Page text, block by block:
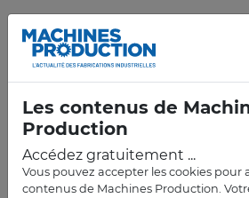
Les contenus de
Production
Accédez gratuitement ...
Vous pouvez accepter les cookies pour
contenus de Machines Production.
PARTAGER